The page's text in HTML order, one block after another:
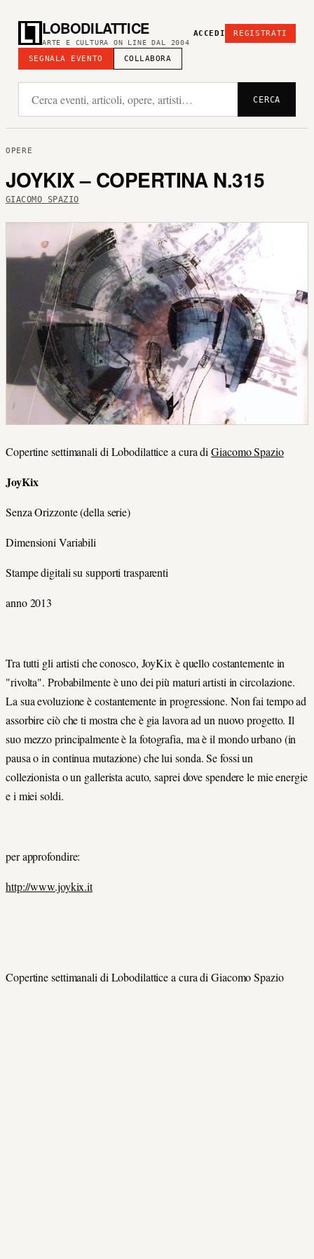
LOBODILATTICE
ARTE E CULTURA ON LINE DAL 2004
SEGNALA EVENTO COLLABORA
ACCEDI REGISTRATI
CERCA
OPERE
JOYKIX – COPERTINA N.315
GIACOMO SPAZIO
Copertine settimanali di Lobodilattice a cura diGiacomo Spazio
JoyKix
Senza Orizzonte (della serie)
Dimensioni Variabili
Stampe digitali su supporti trasparenti
anno 2013
Tra tutti gli artisti che conosco, JoyKix è quello costantemente in
"rivolta". Probabilmente è uno dei più maturi artisti in circolazione.
La sua evoluzione è costantemente in progressione. Non fai tempo ad
assorbire ciò che ti mostra che è gia lavora ad un nuovo progetto. Il
suo mezzo principalmente è la fotografia, ma è il mondo urbano (in
pausa o in continua mutazione) che lui sonda. Se fossi un
collezionista o un gallerista acuto, saprei dove spendere le mie energie
e i miei soldi.
per approfondire:
http://www.joykix.it
Copertine settimanali di Lobodilattice a cura di Giacomo Spazio